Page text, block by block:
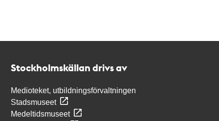
Stockholmskällan drivs av
Medioteket, utbildningsförvaltningen
Stadsmuseet
Medeltidsmuseet